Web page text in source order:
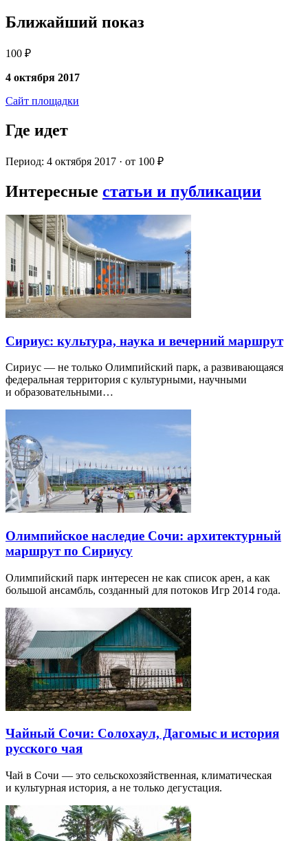
Ближайший показ
100 ₽
4 октября 2017
Сайт площадки
Где идет
Период: 4 октября 2017 · от 100 ₽
Интересные статьи и публикации
Сириус: культура, наука и вечерний маршрут
Сириус — не только Олимпийский парк, а развивающаяся
федеральная территория с культурными, научными
и образовательными…
Олимпийское наследие Сочи: архитектурный
маршрут по Сириусу
Олимпийский парк интересен не как список арен, а как
большой ансамбль, созданный для потоков Игр 2014 года.
Чайный Сочи: Солохаул, Дагомыс и история
русского чая
Чай в Сочи — это сельскохозяйственная, климатическая
и культурная история, а не только дегустация.